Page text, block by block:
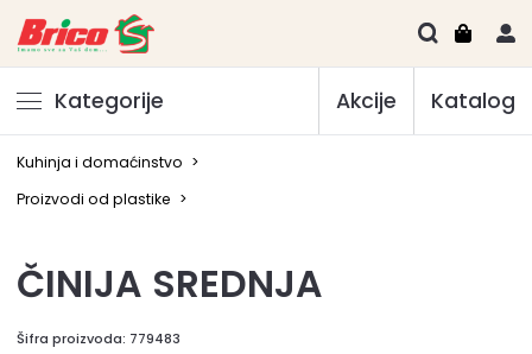
Kategorije Akcije Katalog
Kuhinja i domaćinstvo >
Proizvodi od plastike >
ČINIJA SREDNJA
Šifra proizvoda: 779483